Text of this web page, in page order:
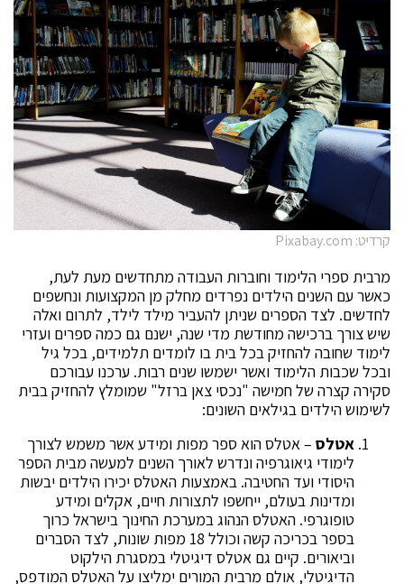
קרדיט: Pixabay.com
מרבית ספרי הלימוד וחוברות העבודה מתחדשים מעת לעת,
כאשר עם השנים הילדים נפרדים מחלק מן המקצועות ונחשפים
לחדשים. לצד הספרים שניתן להעביר מילד לילד, לתרום ואלה
שיש צורך ברכישה מחודשת מדי שנה, ישנם גם כמה ספרים ועזרי
לימוד שחובה להחזיק בכל בית בו לומדים תלמידים, בכל גיל
ובכל שכבות הלימוד ואשר ישמשו שנים רבות. ערכנו עבורכם
סקירה קצרה של חמישה "נכסי צאן ברזל" שמומלץ להחזיק בבית
לשימוש הילדים בגילאים השונים:
אטלס – אטלס הוא ספר מפות ומידע אשר משמש לצורך
לימודי גיאוגרפיה ונדרש לאורך השנים למעשה מבית הספר
היסודי ועד החטיבה. באמצעות האטלס יכירו הילדים יבשות
ומדינות בעולם, ייחשפו לתצורות חיים, אקלים ומידע
טופוגרפי. האטלס הנהוג במערכת החינוך בישראל כרוך
בספר בכריכה קשה וכולל 18 מפות שונות, לצד הסברים
וביאורים. קיים גם אטלס דיגיטלי במסגרת הילקוט
הדיגיטלי, אולם מרבית המורים ימליצו על האטלס המודפס,